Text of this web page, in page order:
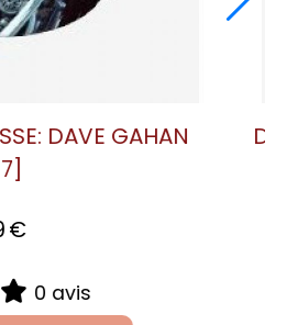
TASSE MAGIQUE:
DEVOTIONAL